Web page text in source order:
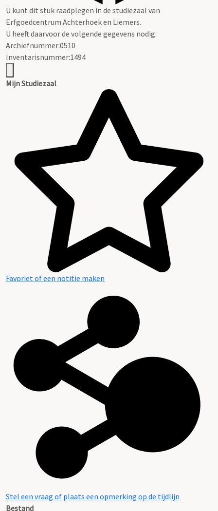
U kunt dit stuk raadplegen in de studiezaal van
Erfgoedcentrum Achterhoek en Liemers.
U heeft daarvoor de volgende gegevens nodig:
Archiefnummer:0510
Inventarisnummer:1494
Mijn Studiezaal
Favoriet of een notitie maken
Stel een vraag of plaats een opmerking op de tijdlijn
Bestand